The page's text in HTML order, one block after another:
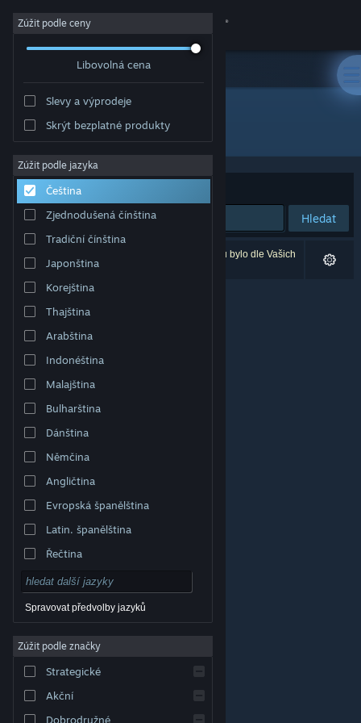
Přihlásit se
Komunita
Informace
Podpora
Změnit jazyk
Mobilní aplikace služby Steam
Desktopová verze stránky
© Valve Corporation. Všechna práva vyhrazena.
příslušných subjektů v USA a dalších zemích.
Smlouva o užívání služby Steam
Cookies
Zúžit podle ceny
Libovolná cena
Slevy a výprodeje
Skrýt bezplatné produkty
Zúžit podle jazyka
Čeština
Zjednodušená čínština
Tradiční čínština
Japonština
Korejština
Thajština
Arabština
Indonéština
Malajština
Bulharština
Dánština
Němčina
Angličtina
Evropská španělština
Latin. španělština
Řečtina
Spravovat předvolby jazyků
Zúžit podle značky
Strategické
Akční
Dobrodružné
Vývojář: Zero Sum Games
Seřadit podle
Hledat
Vašemu zadání odpovídá 0 výsledků. 8 produktů bylo dle Vašich
předvoleb vyloučeno z výsledků vyhledávání.